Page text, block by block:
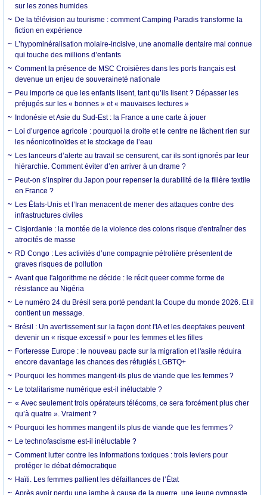
sur les zones humides
De la télévision au tourisme : comment Camping Paradis transforme la
fiction en expérience
L’hypominéralisation molaire-incisive, une anomalie dentaire mal connue
qui touche des millions d’enfants
Comment la présence de MSC Croisières dans les ports français est
devenue un enjeu de souveraineté nationale
Peu importe ce que les enfants lisent, tant qu’ils lisent ? Dépasser les
préjugés sur les « bonnes » et « mauvaises lectures »
Indonésie et Asie du Sud-Est : la France a une carte à jouer
Loi d’urgence agricole : pourquoi la droite et le centre ne lâchent rien sur
les néonicotinoïdes et le stockage de l’eau
Les lanceurs d’alerte au travail se censurent, car ils sont ignorés par leur
hiérarchie. Comment éviter d’en arriver à un drame ?
Peut-on s’inspirer du Japon pour repenser la durabilité de la filière textile
en France ?
Les États-Unis et l’Iran menacent de mener des attaques contre des
infrastructures civiles
Cisjordanie : la montée de la violence des colons risque d'entraîner des
atrocités de masse
RD Congo : Les activités d’une compagnie pétrolière présentent de
graves risques de pollution
Avant que l'algorithme ne décide : le récit queer comme forme de
résistance au Nigéria
Le numéro 24 du Brésil sera porté pendant la Coupe du monde 2026. Et il
contient un message.
Brésil : Un avertissement sur la façon dont l'IA et les deepfakes peuvent
devenir un « risque excessif » pour les femmes et les filles
Forteresse Europe : le nouveau pacte sur la migration et l'asile réduira
encore davantage les chances des réfugiés LGBTQ+
Pourquoi les hommes mangent-ils plus de viande que les femmes ?
Le totalitarisme numérique est-il inéluctable ?
« Avec seulement trois opérateurs télécoms, ce sera forcément plus cher
qu’à quatre ». Vraiment ?
Pourquoi les hommes mangent ils plus de viande que les femmes ?
Le technofascisme est-il inéluctable ?
Comment lutter contre les informations toxiques : trois leviers pour
protéger le débat démocratique
Haïti. Les femmes pallient les défaillances de l’État
Après avoir perdu une jambe à cause de la guerre, une jeune gymnaste